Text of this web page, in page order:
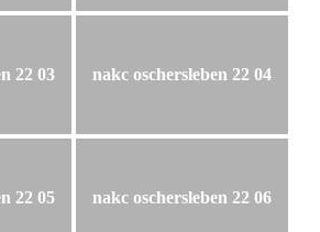
22 03 nakc oschersleben 22 04
22 05 nakc oschersleben 22 06